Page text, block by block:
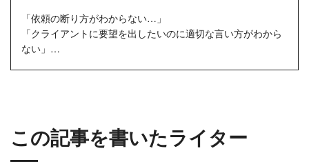
「依頼の断り方がわからない…」
「クライアントに要望を出したいのに適切な言い方がわから
ない」
この記事を書いたライター